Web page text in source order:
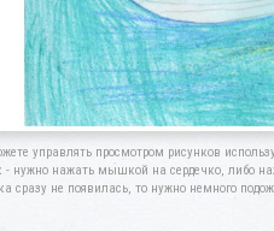
управлять просмотром рисунков
- нужно нажать мышкой на сердечко, либо
сразу не появилась, то нужно немного